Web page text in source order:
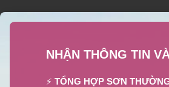
NHẬN THÔNG TIN
⚡ TỔNG HỢP SƠN